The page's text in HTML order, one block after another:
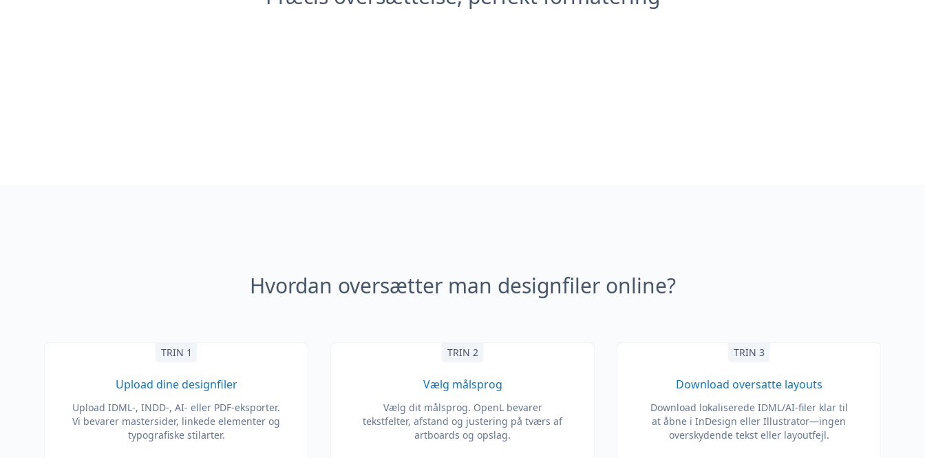
Hvordan oversætter man designfiler online?
TRIN 1
Upload dine designfiler
Upload IDML-, INDD-, AI- eller PDF-eksporter.
Vi bevarer mastersider, linkede elementer og
typografiske stilarter.
TRIN 2
Vælg målsprog
Vælg dit målsprog. OpenL bevarer
tekstfelter, afstand og justering på tværs af
artboards og opslag.
TRIN 3
Download oversatte layouts
Download lokaliserede IDML/AI-filer klar til
at åbne i InDesign eller Illustrator—ingen
overskydende tekst eller layoutfejl.